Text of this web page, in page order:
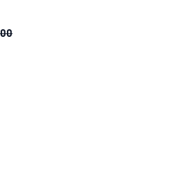
Casaca puffer PACKLITE para